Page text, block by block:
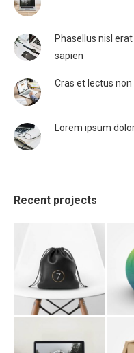
Phasellus nisl
sapien
Cras et lectus
Lorem ipsum
Recent projects